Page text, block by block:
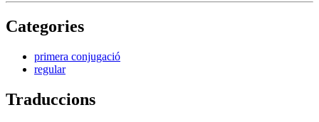
Categories
primera conjugació
regular
Traduccions